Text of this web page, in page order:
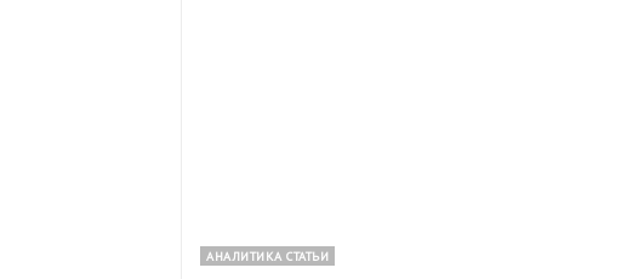
АНАЛИТИКА СТАТЬИ